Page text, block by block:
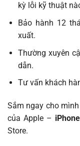
kỳ lỗi kỹ thuật
Bảo hành 12
xuất.
Thường xuyên
dẫn.
Tư vấn khách
Sắm ngay cho
của Apple –
Store.